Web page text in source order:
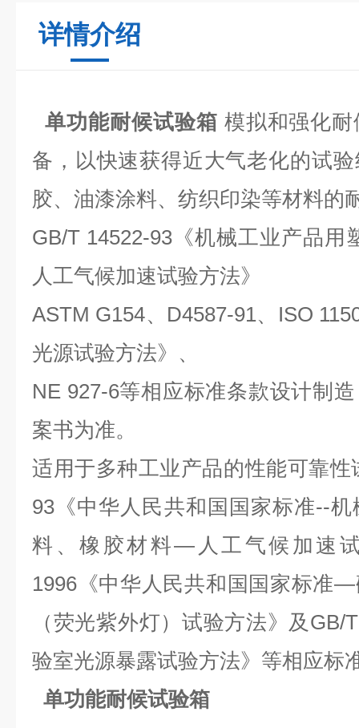
详情介绍
单功能耐候试验箱 模拟和强化
备，以快速获得近大气老化的试
胶、油漆涂料、纺织印染等材料的
GB/T 14522-93《机械工业产品用
人工气候加速试验方法》
ASTM G154、 D4587-91、 ISO
光源试验方法》、
NE 927-6等相应标准条款设计制
案书为准。
适用于多种工业产品的性能可靠性
93《中华人民共和国国家标准--
料、橡胶材料—人工气候加速试
1996《中华人民共和国国家标准
（荧光紫外灯）试验方法》及GB/
验室光源暴露试验方法》等相应标
单功能耐候试验箱